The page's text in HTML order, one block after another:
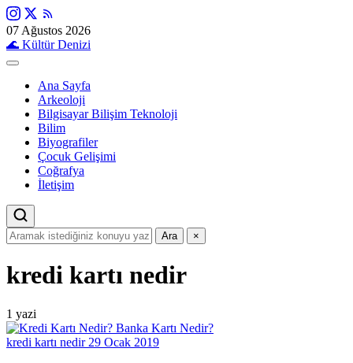
07 Ağustos 2026
🌊 Kültür Denizi
Ana Sayfa
Arkeoloji
Bilgisayar Bilişim Teknoloji
Bilim
Biyografiler
Çocuk Gelişimi
Coğrafya
İletişim
Ara ×
kredi kartı nedir
1 yazi
kredi kartı nedir 29 Ocak 2019